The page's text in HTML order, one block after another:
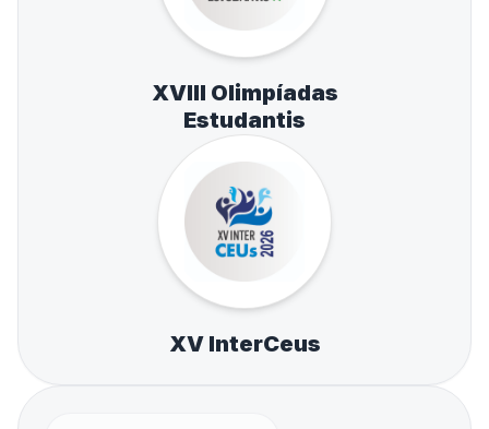
XVIII Olimpíadas
Estudantis
XV InterCeus